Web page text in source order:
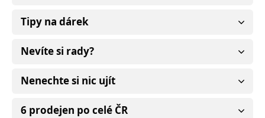
Tipy na dárek
Nevíte si rady?
Nenechte si nic ujít
6 prodejen po celé ČR